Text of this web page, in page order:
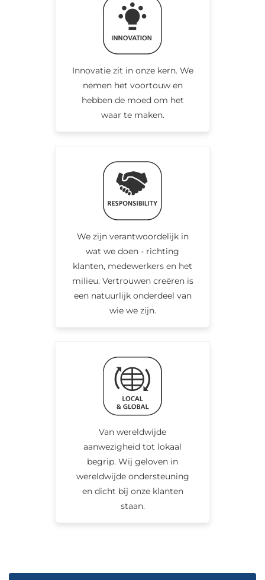
Innovatie zit in onze kern. We
nemen het voortouw en
hebben de moed om het
waar te maken.
We zijn verantwoordelijk in
wat we doen - richting
klanten, medewerkers en het
milieu. Vertrouwen creëren is
een natuurlijk onderdeel van
wie we zijn.
Van wereldwijde
aanwezigheid tot lokaal
begrip. Wij geloven in
wereldwijde ondersteuning
en dicht bij onze klanten
staan.